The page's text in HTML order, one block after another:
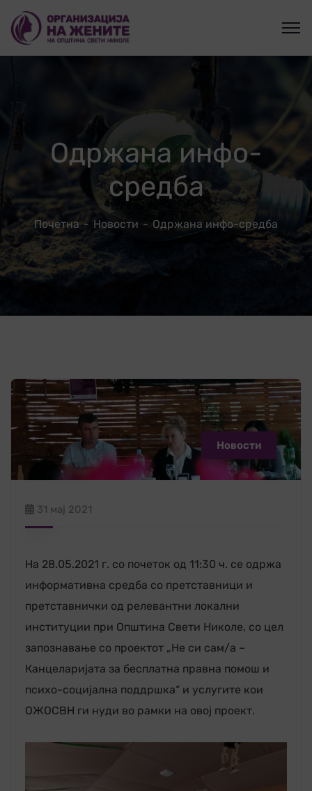
Одржана инфо-
средба
Почетна Новости Одржана инфо-средба
Новости
31 мај 2021
На 28.05.2021 г. со почеток од 11:30 ч. се одржа
информативна средба со претставници и
претставнички од релевантни локални
институции при Општина Свети Николе, со цел
запознавање со проектот „Не си сам/а –
Канцеларијата за бесплатна правна помош и
психо-социјална поддршка“ и услугите кои
ОЖОСВН ги нуди во рамки на овој проект.